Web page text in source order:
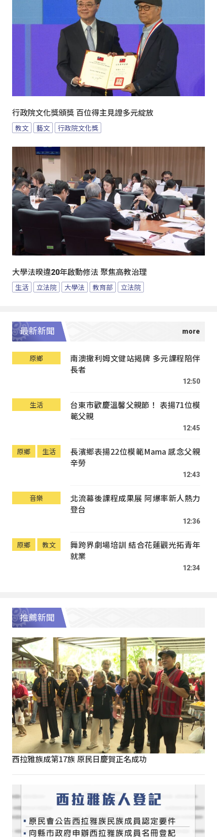
行政院文化獎頒獎 百位得主見證多元綻放
教文 藝文 行政院文化獎
大學法暌違20年啟動修法 聚焦高教治理
生活 立法院 大學法 教育部 立法院
最新新聞
原鄉
南澳撒利姆文健站揭牌 多元課程陪伴
長者
12:50
生活
台東市歡慶溫馨父親節！ 表揚71位模
範父親
12:45
原鄉 生活
長濱鄉表揚22位模範Mama 感念父親
辛勞
12:43
音樂
北流幕後課程成果展 阿爆率新人熱力
登台
12:36
原鄉 教文
舞跨界劇場培訓 結合花蓮觀光拓青年
就業
12:34
推薦新聞
西拉雅族成第17族 原民日慶賀正名成功